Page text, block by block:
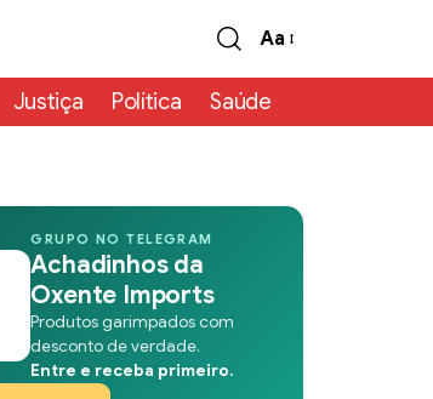
Aa
Justiça Política Saúde
GRUPO NO TELEGRAM
Achadinhos da
Oxente Imports
Produtos garimpados com
desconto de verdade.
Entre e receba primeiro.